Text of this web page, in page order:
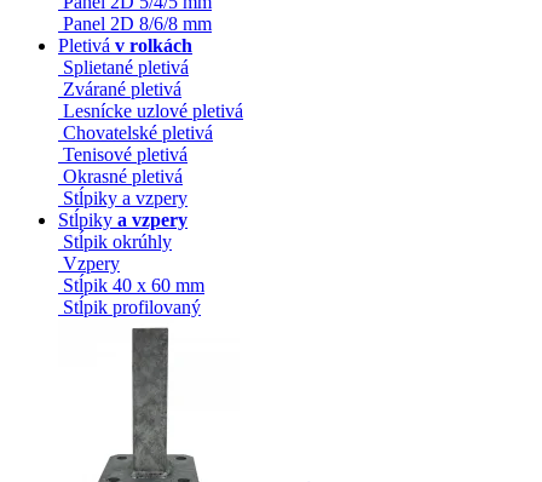
Panel 2D 8/6/8 mm
Pletivá v rolkách
Splietané pletivá
Zvárané pletivá
Lesnícke uzlové pletivá
Chovatelské pletivá
Tenisové pletivá
Okrasné pletivá
Stĺpiky a vzpery
Stĺpiky a vzpery
Stĺpik okrúhly
Vzpery
Stĺpik 40 x 60 mm
Stĺpik profilovaný